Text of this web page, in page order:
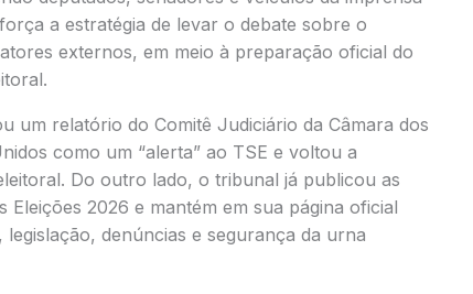
a estratégia de levar o debate sobre o
externos, em meio à preparação oficial do
um relatório do Comitê Judiciário da Câmara dos
como um “alerta” ao TSE e voltou a
Do outro lado, o tribunal já publicou as
2026 e mantém em sua página oficial
denúncias e segurança da urna